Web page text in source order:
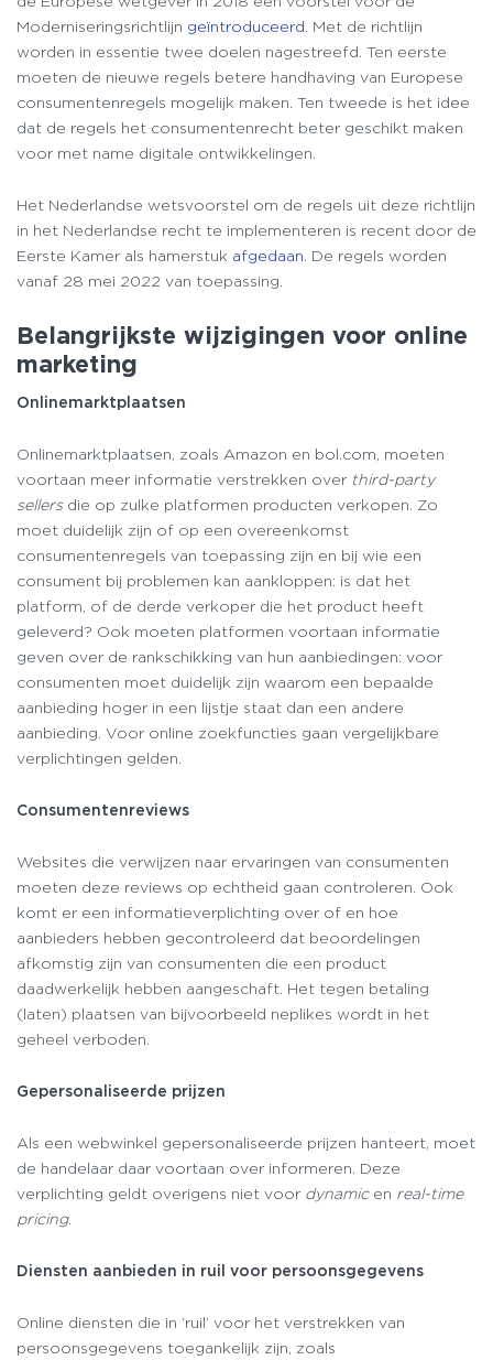
Moderniseringsrichtlijn geïntroduceerd . Met de richtlijn
worden in essentie twee doelen nagestreefd. Ten eerste
moeten de nieuwe regels betere handhaving van Europese
consumentenregels mogelijk maken. Ten tweede is het idee
dat de regels het consumentenrecht beter geschikt maken
voor met name digitale ontwikkelingen.
Het Nederlandse wetsvoorstel om de regels uit deze richtlijn
in het Nederlandse recht te implementeren is recent door de
Eerste Kamer als hamerstuk afgedaan . De regels worden
vanaf 28 mei 2022 van toepassing.
Belangrijkste wijzigingen voor online
marketing
Onlinemarktplaatsen
Onlinemarktplaatsen, zoals Amazon en bol.com, moeten
voortaan meer informatie verstrekken over third-party
sellers die op zulke platformen producten verkopen. Zo
moet duidelijk zijn of op een overeenkomst
consumentenregels van toepassing zijn en bij wie een
consument bij problemen kan aankloppen: is dat het
platform, of de derde verkoper die het product heeft
geleverd? Ook moeten platformen voortaan informatie
geven over de rankschikking van hun aanbiedingen: voor
consumenten moet duidelijk zijn waarom een bepaalde
aanbieding hoger in een lijstje staat dan een andere
aanbieding. Voor online zoekfuncties gaan vergelijkbare
verplichtingen gelden.
Consumentenreviews
Websites die verwijzen naar ervaringen van consumenten
moeten deze reviews op echtheid gaan controleren. Ook
komt er een informatieverplichting over of en hoe
aanbieders hebben gecontroleerd dat beoordelingen
afkomstig zijn van consumenten die een product
daadwerkelijk hebben aangeschaft. Het tegen betaling
(laten) plaatsen van bijvoorbeeld neplikes wordt in het
geheel verboden.
Gepersonaliseerde prijzen
Als een webwinkel gepersonaliseerde prijzen hanteert, moet
de handelaar daar voortaan over informeren. Deze
verplichting geldt overigens niet voor dynamicen real-time
pricing.
Diensten aanbieden in ruil voor persoonsgegevens
Online diensten die in ‘ruil’ voor het verstrekken van
persoonsgegevens toegankelijk zijn, zoals